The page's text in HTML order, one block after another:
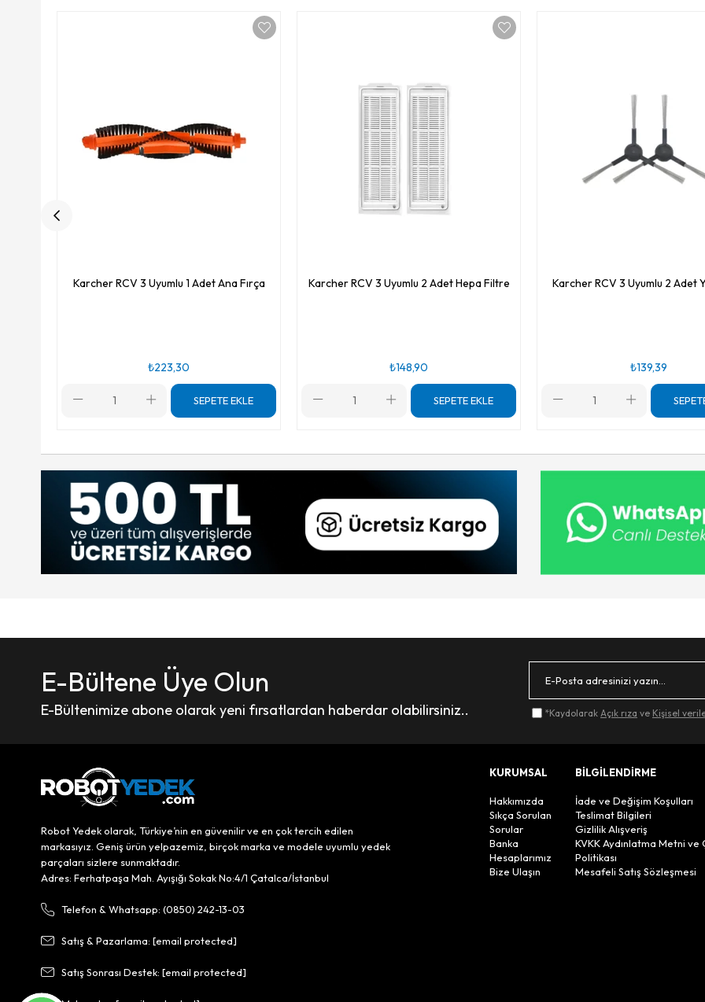
Karcher RCV 3 Uyumlu 1 Adet Ana Fırça
₺223,30
SEPETE EKLE
Karcher RCV 3 Uyumlu 2 Adet Hepa Filtre
₺148,90
SEPETE EKLE
Karcher RCV 3 Uyumlu 2 Adet
₺139,39
E-Bültene Üye Olun
E-Bültenimize abone olarak yeni fırsatlardan haberdar olabilirsiniz.. *Kaydolarak Açık rıza ve Kişisel
Robot Yedek olarak, Türkiye’nin en güvenilir ve en çok tercih edilen
markasıyız. Geniş ürün yelpazemiz, birçok marka ve modele uyumlu yedek
parçaları sizlere sunmaktadır.
Adres: Ferhatpaşa Mah. Ayışığı Sokak No:4/1 Çatalca/İstanbul
Telefon & Whatsapp: (0850) 242-13-03
Satış & Pazarlama: [email protected]
Satış Sonrası Destek: [email protected]
KURUMSAL
Hakkımızda
Sıkça Sorulan
Sorular
Banka
Hesaplarımız
Bize Ulaşın
BİLGİLENDİRME
İade ve Değişim Koşulları
Teslimat Bilgileri
Gizlilik Alışveriş
KVKK Aydınlatma Metni ve
Politikası
Mesafeli Satış Sözleşmesi